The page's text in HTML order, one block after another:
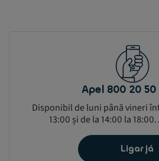
Apel 800 20 50
Disponibil de luni până vineri
13:00 și de la 14:00 la
Ligar já